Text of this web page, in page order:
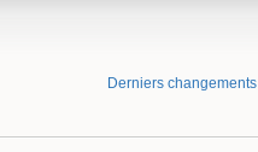
Derniers changements